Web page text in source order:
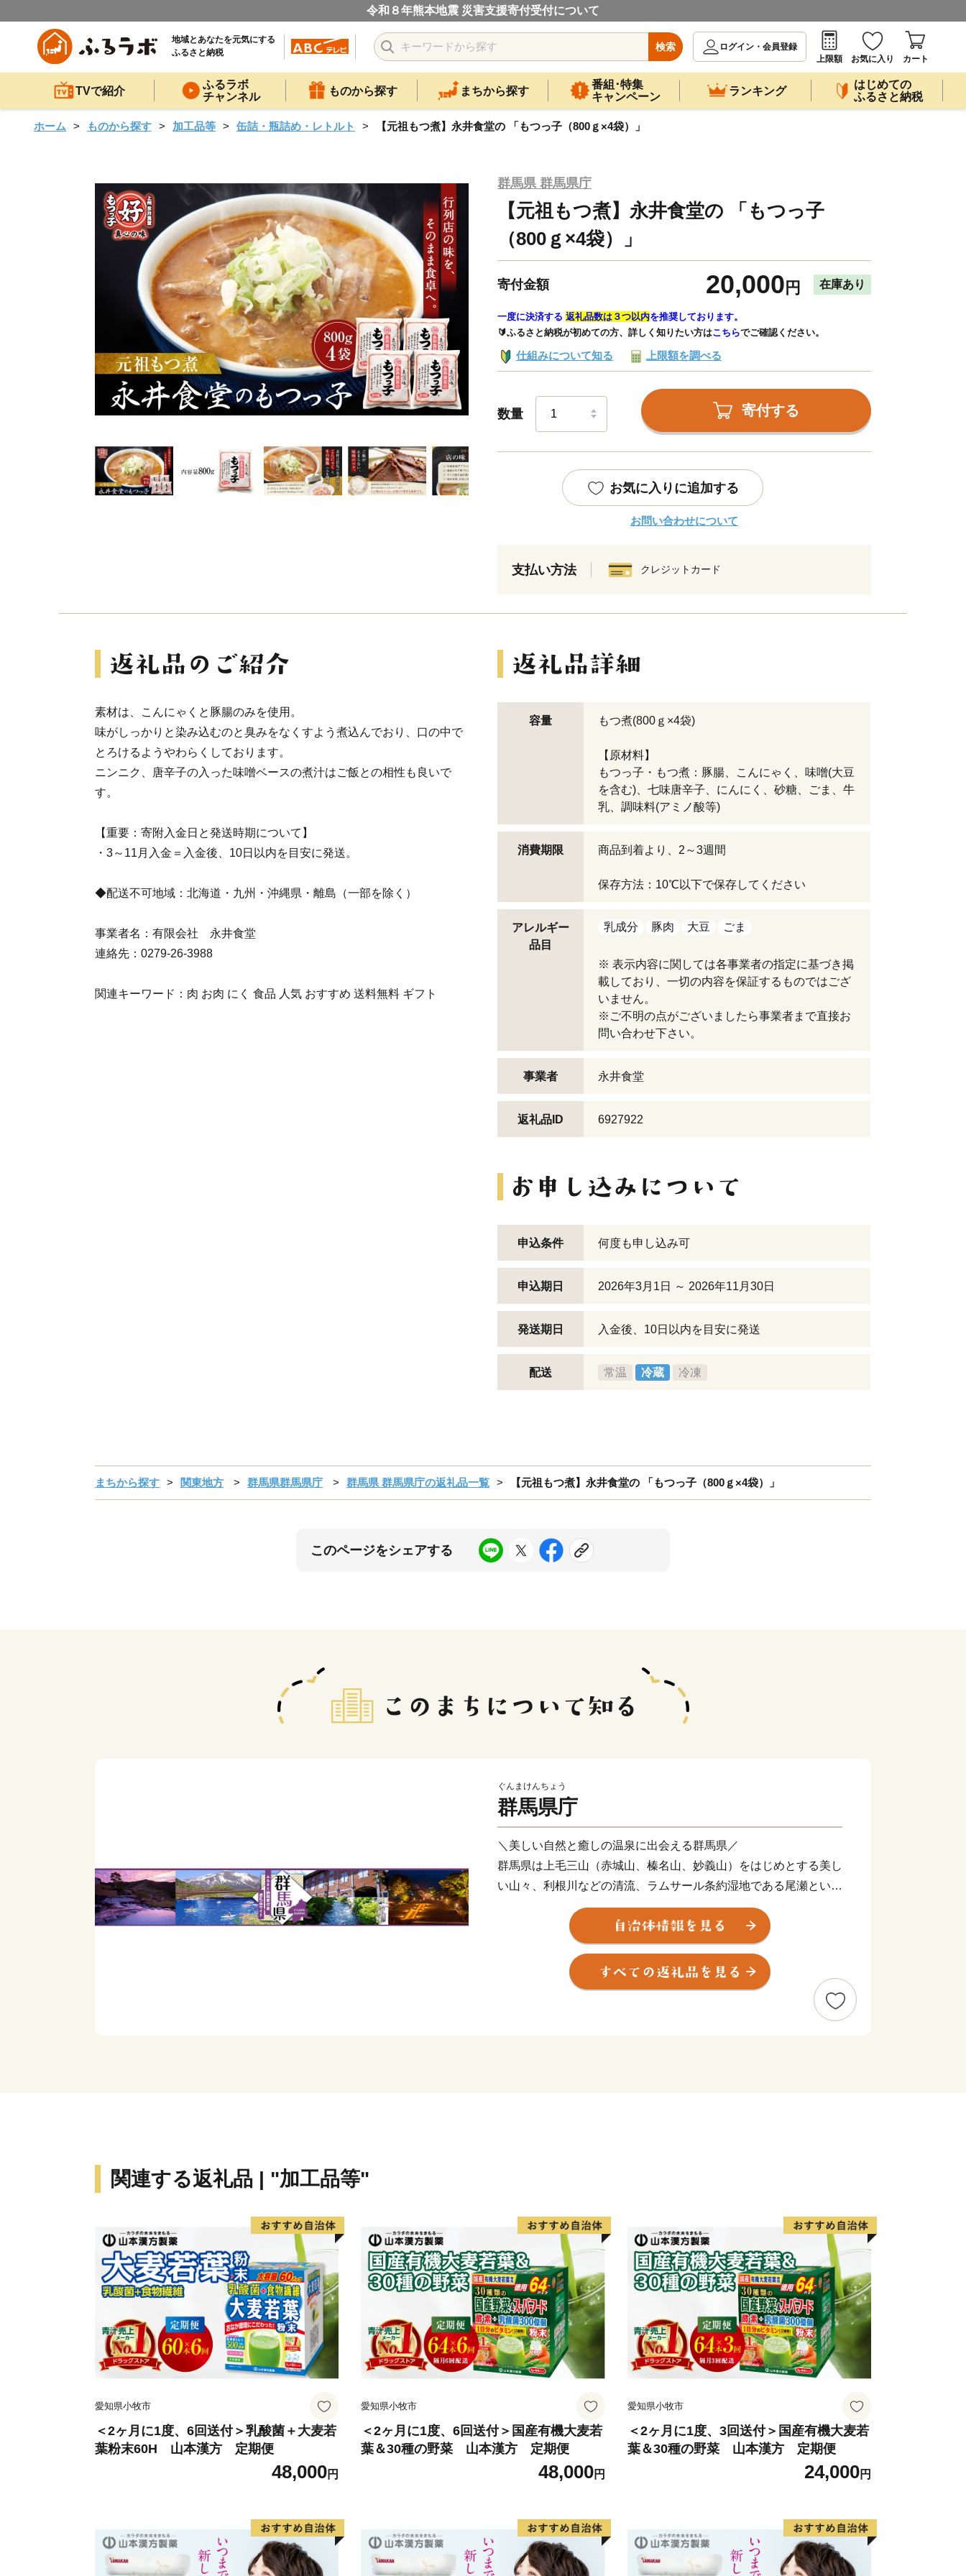
令和８年熊本地震 災害支援寄付受付について
地域とあなたを元気にする
ふるさと納税
検索
ログイン・会員登録
上限額
お気に入り カート
TVで紹介
ふるラボ
チャンネル
ものから探す まちから探す
番組･特集
キャンペーン
ランキング
はじめての
ふるさと納税
ホーム ものから探す 加工品等 缶詰・瓶詰め・レトルト 【元祖もつ煮】永井食堂の 「もつっ子（800ｇ×4袋）」
群馬県 群馬県庁
【元祖もつ煮】永井食堂の 「もつっ子
（800ｇ×4袋）」
寄付金額 20,000 円 在庫あり
一度に決済する 返礼品数は３つ以内を推奨しております。
🔰ふるさと納税が初めての方、詳しく知りたい方はこちらでご確認ください。
仕組みについて知る 上限額を調べる
数量 寄付する
お気に入りに追加する
お問い合わせについて
支払い方法 クレジットカード
素材は、こんにゃくと豚腸のみを使用。
味がしっかりと染み込むのと臭みをなくすよう煮込んでおり、口の中で
とろけるようやわらくしております。
ニンニク、唐辛子の入った味噌ベースの煮汁はご飯との相性も良いで
す。
【重要：寄附入金日と発送時期について】
・3～11月入金＝入金後、10日以内を目安に発送。
◆配送不可地域：北海道・九州・沖縄県・離島（一部を除く）
事業者名：有限会社 永井食堂
連絡先：0279-26-3988
関連キーワード：肉 お肉 にく 食品 人気 おすすめ 送料無料 ギフト
容量 もつ煮(800ｇ×4袋)
【原材料】
もつっ子・もつ煮：豚腸、こんにゃく、味噌(大豆
を含む)、七味唐辛子、にんにく、砂糖、ごま、牛
乳、調味料(アミノ酸等)
消費期限 商品到着より、2～3週間
保存方法：10℃以下で保存してください
アレルギー
品目
乳成分 豚肉 大豆 ごま
※ 表示内容に関しては各事業者の指定に基づき掲
載しており、一切の内容を保証するものではござ
いません。
※ご不明の点がございましたら事業者まで直接お
問い合わせ下さい。
事業者 永井食堂
返礼品ID 6927922
申込条件 何度も申し込み可
申込期日 2026年3月1日 ～ 2026年11月30日
発送期日 入金後、10日以内を目安に発送
配送 常温 冷蔵 冷凍
まちから探す 関東地方 群馬県群馬県庁 群馬県 群馬県庁の返礼品一覧 【元祖もつ煮】永井食堂の 「もつっ子（800ｇ×4袋）」
このページをシェアする
ぐんまけんちょう
群馬県庁
＼美しい自然と癒しの温泉に出会える群馬県／
群馬県は上毛三山（赤城山、榛名山、妙義山）をはじめとする美し
い山々、利根川などの清流、ラムサール条約湿地である尾瀬といっ
た豊かな自然に囲まれています。
美しい自然の中を散策し豊かな時間を過ごすほか、県内各地で夏は
登山・カヌー・キャニオニング・ラフティング、冬はスキーやスノ
ーボードなど様々なアクティビティを楽しむこともできます。
また、群馬県といえば温泉です。草津、伊香保、みなかみ、四万
群馬県では、2040年に目指す姿である
「年齢や性別、国籍、障害の有無等にかかわらず、すべての県民
が、誰一人取り残されることなく、自ら思い描く人生を生き、幸福
を実感できる自立分散型の社会」の実現に向け、デジタルトランス
フォーメーションや教育イノベーション推進等の施策を展開してい
ます。
群馬県が目指すビジョンの達成や群馬県の美しい自然・文化遺産を
応援いただけますと幸いです。
関連する返礼品 | "加工品等"
愛知県小牧市
＜2ヶ月に1度、6回送付＞乳酸菌＋大麦若
葉粉末60H 山本漢方 定期便
48,000円
愛知県小牧市
＜2ヶ月に1度、6回送付＞国産有機大麦若
葉＆30種の野菜 山本漢方 定期便
48,000円
愛知県小牧市
＜2ヶ月に1度、3回送付＞国産有機大麦若
葉＆30種の野菜 山本漢方 定期便
24,000円